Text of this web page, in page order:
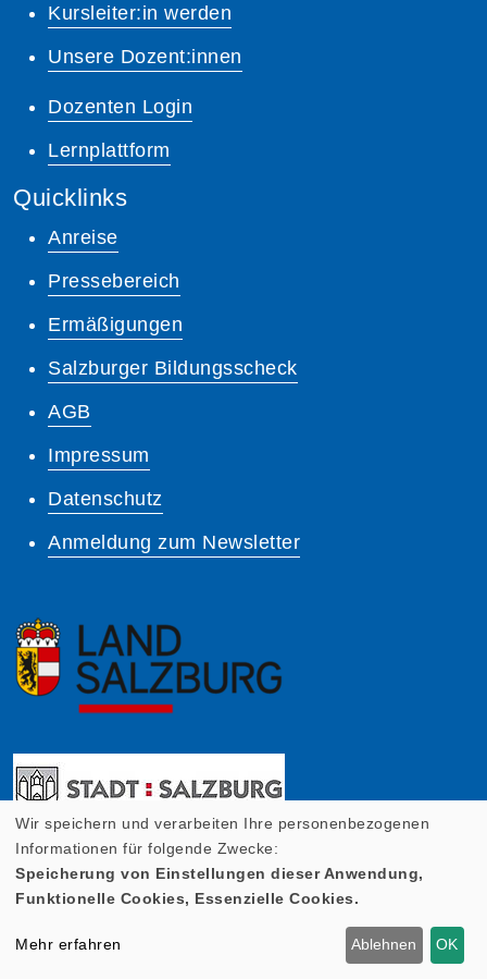
Kursleiter:in werden
Unsere Dozent:innen
Dozenten Login
Lernplattform
Quicklinks
Anreise
Pressebereich
Ermäßigungen
Salzburger Bildungsscheck
AGB
Impressum
Datenschutz
Anmeldung zum Newsletter
Wir speichern und verarbeiten Ihre personenbezogenen
Informationen für folgende Zwecke:
Speicherung von Einstellungen dieser Anwendung,
Funktionelle Cookies, Essenzielle Cookies.
Mehr erfahren Ablehnen OK